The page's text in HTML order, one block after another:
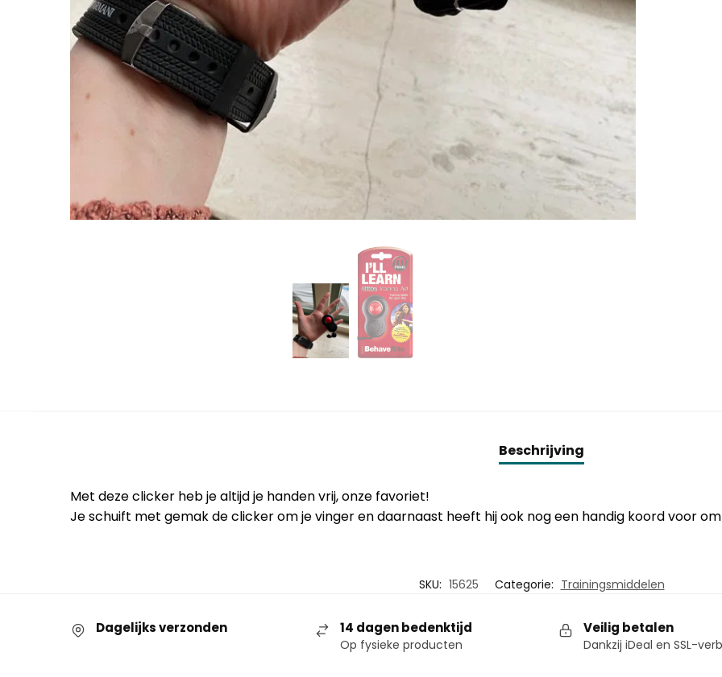
Beschrijving
Met deze clicker heb je altijd je handen vrij, onze favoriet!
Je schuift met gemak de clicker om je vinger en daarnaast heeft hij ook nog een handig koord voor om
SKU: 15625 Categorie: Trainingsmiddelen
Dagelijks verzonden 14 dagen bedenktijd
Op fysieke producten
Veilig betalen
Dankzij iDeal en SSL-